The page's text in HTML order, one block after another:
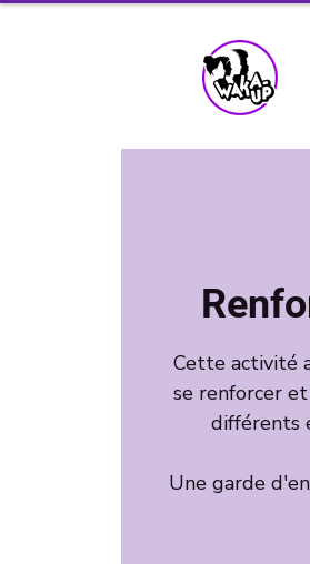
Cette activité
se renforcer
différents
Une garde